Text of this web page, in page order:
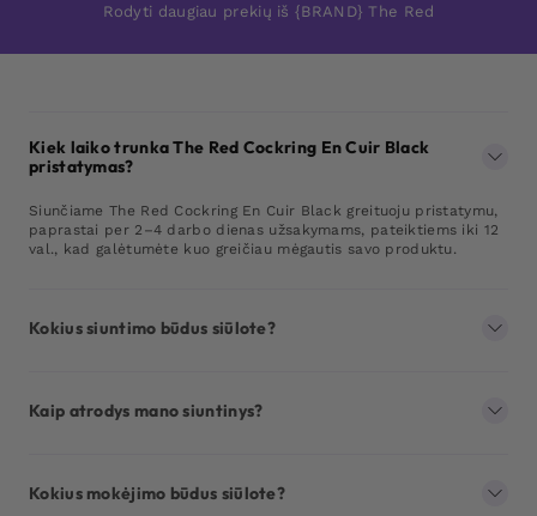
Rodyti daugiau prekių iš {BRAND} The Red
Kiek laiko trunka The Red Cockring En Cuir Black
pristatymas?
Siunčiame The Red Cockring En Cuir Black greituoju pristatymu,
paprastai per 2–4 darbo dienas užsakymams, pateiktiems iki 12
val., kad galėtumėte kuo greičiau mėgautis savo produktu.
Kokius siuntimo būdus siūlote?
Kaip atrodys mano siuntinys?
Kokius mokėjimo būdus siūlote?